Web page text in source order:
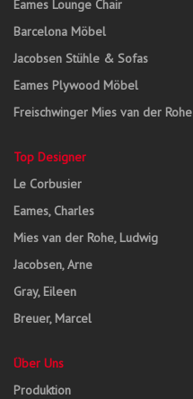
Eames Lounge Chair
Barcelona Möbel
Jacobsen Stühle & Sofas
Eames Plywood Möbel
Freischwinger Mies van der Rohe
Top Designer
Le Corbusier
Eames, Charles
Mies van der Rohe, Ludwig
Jacobsen, Arne
Gray, Eileen
Breuer, Marcel
Über Uns
Produktion